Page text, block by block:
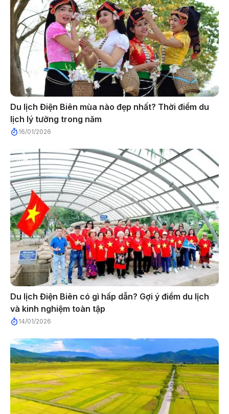
Du lịch Điện Biên mùa nào đẹp nhất? Thời điểm du
lịch lý tưởng trong năm
16/01/2026
Du lịch Điện Biên có gì hấp dẫn? Gợi ý điểm du lịch
và kinh nghiệm toàn tập
14/01/2026